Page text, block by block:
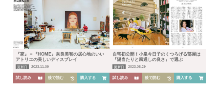
人気ランキング
カテゴリー
生活 健康 レシピ 旅行 ビジネス
芸能 デジタル ファッション 美容
『家』＝『HOME』奈良美智の居心地のいい
アトリエの美しいディスプレイ
更新日 2023.11.09
試し読み 後で読む 購入する
自宅初公開！小泉今日子のくつろげる部屋は
『陽当たりと風通しの良さ』で選ぶ
更新日 2023.08.29
試し読み 後で読む 購入する